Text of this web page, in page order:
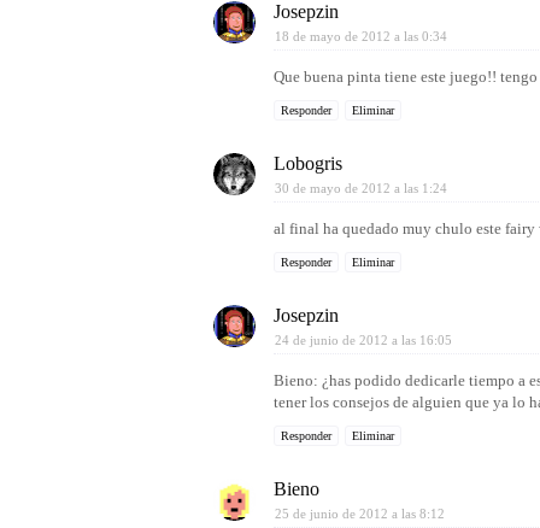
Josepzin
18 de mayo de 2012 a las 0:34
Que buena pinta tiene este juego!!
Responder Eliminar
Lobogris
30 de mayo de 2012 a las 1:24
al final ha quedado muy chulo este
Responder Eliminar
Josepzin
24 de junio de 2012 a las 16:05
Bieno: ¿has podido dedicarle tiempo a
tener los consejos de alguien que ya lo
Responder Eliminar
Bieno
25 de junio de 2012 a las 8:12